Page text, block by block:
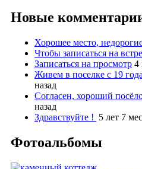
Новые
Хорошее место,
Чтобы записаться на
Записаться на просмотр 4
Живем в поселке с 19
назад
Согласен, хороший
назад
Здравствуйте ! 5 лет 7
Фотоальбомы